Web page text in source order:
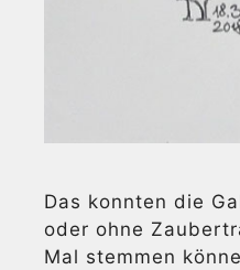
Das konnten die
oder ohne
Mal stemmen